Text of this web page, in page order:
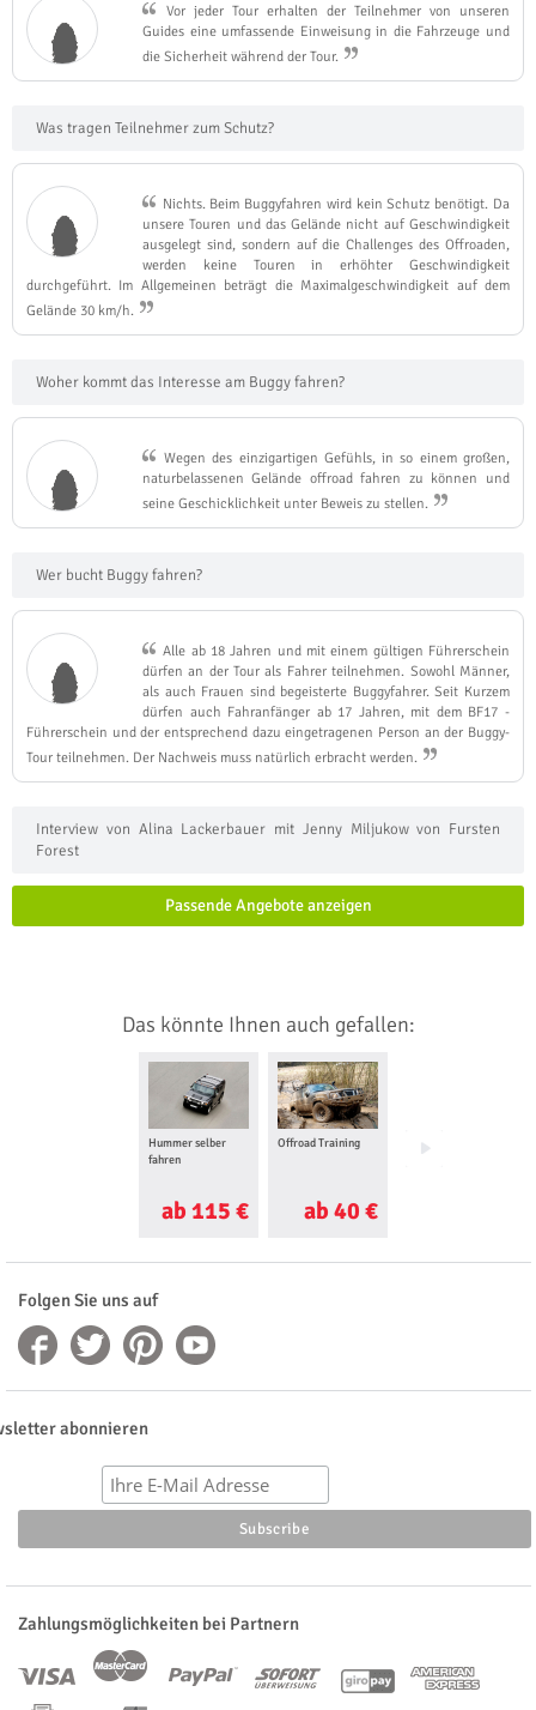
Vor jeder Tour erhalten der Teilnehmer von unseren
Guides eine umfassende Einweisung in die Fahrzeuge und
die Sicherheit während der Tour.
Was tragen Teilnehmer zum Schutz?
Nichts. Beim Buggyfahren wird kein Schutz benötigt. Da
unsere Touren und das Gelände nicht auf Geschwindigkeit
ausgelegt sind, sondern auf die Challenges des Offroaden,
werden keine Touren in erhöhter Geschwindigkeit
durchgeführt. Im Allgemeinen beträgt die Maximalgeschwindigkeit auf dem
Gelände 30 km/h.
Woher kommt das Interesse am Buggy fahren?
Wegen des einzigartigen Gefühls, in so einem großen,
naturbelassenen Gelände offroad fahren zu können und
seine Geschicklichkeit unter Beweis zu stellen.
Wer bucht Buggy fahren?
Alle ab 18 Jahren und mit einem gültigen Führerschein
dürfen an der Tour als Fahrer teilnehmen. Sowohl Männer,
als auch Frauen sind begeisterte Buggyfahrer. Seit Kurzem
dürfen auch Fahranfänger ab 17 Jahren, mit dem BF17 -
Führerschein und der entsprechend dazu eingetragenen Person an der Buggy-
Tour teilnehmen. Der Nachweis muss natürlich erbracht werden.
Interview von Alina Lackerbauer mit Jenny Miljukow von Fursten
Forest
Passende Angebote anzeigen
Das könnte Ihnen auch gefallen:
Hummer selber
fahren
ab 115 €
Offroad Training
ab 40 €
Trabi fahren
Folgen Sie uns auf
abonnieren
Zahlungsmöglichkeiten bei Partnern